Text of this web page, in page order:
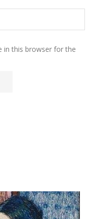
in this browser for the